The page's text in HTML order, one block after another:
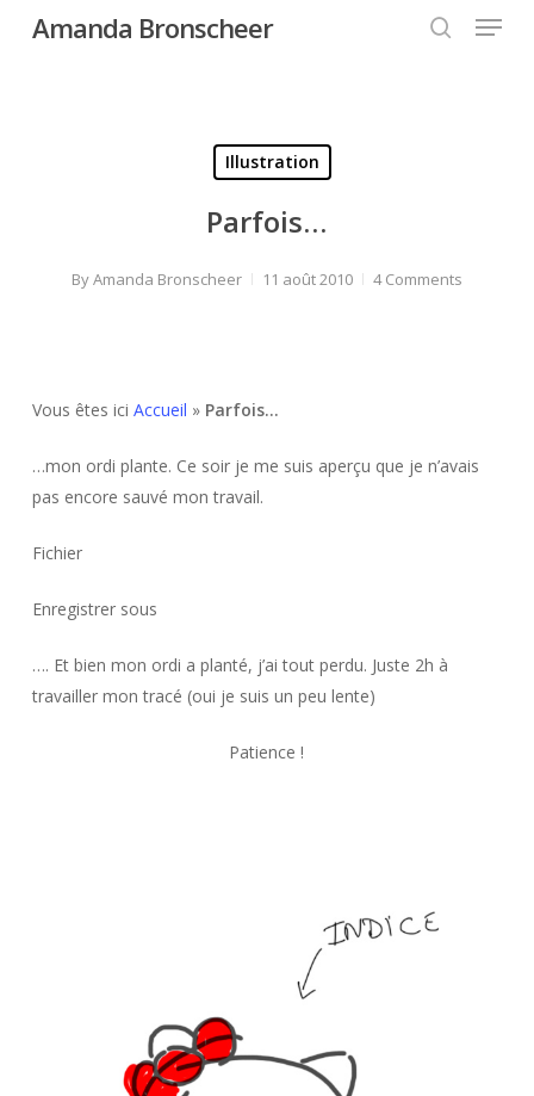
Amanda Bronscheer Menu
Illustration
Parfois…
ByAmanda Bronscheer 11 août 2010 4 Comments
Vous êtes ici Accueil » Parfois…
…mon ordi plante. Ce soir je me suis aperçu que je n’avais
pas encore sauvé mon travail.
Fichier
Enregistrer sous
…. Et bien mon ordi a planté, j’ai tout perdu. Juste 2h à
travailler mon tracé (oui je suis un peu lente)
Patience !